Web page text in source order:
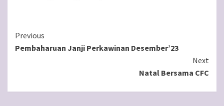
Continue
Reading
Previous
Pembaharuan Janji Perkawinan Desember’23
Next
Natal Bersama CFC